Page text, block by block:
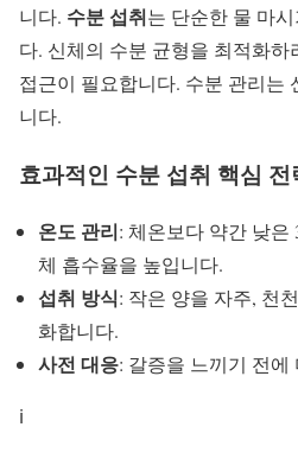
니다. 수분 섭취는 단순한 물 마
다. 신체의 수분 균형을 최적화
접근이 필요합니다. 수분 관리는
니다.
효과적인 수분 섭취 핵심 전
온도 관리: 체온보다 약간 낮
체 흡수율을 높입니다.
섭취 방식: 작은 양을 자주, 천
화합니다.
사전 대응: 갈증을 느끼기 전
ℹ️